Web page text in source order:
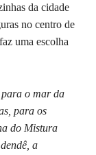
da cidade
no centro de
uma escolha
para o mar da
para os
do Mistura
a